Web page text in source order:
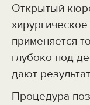
Открытый
применяется
глубоко под
дают
Процедура